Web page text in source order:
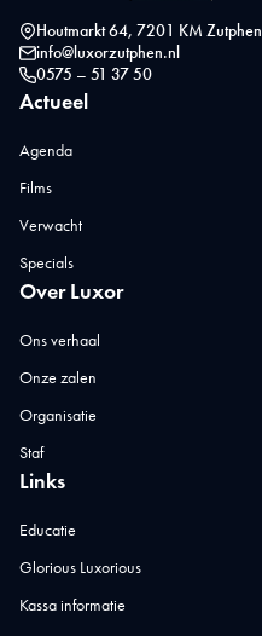
Houtmarkt 64, 7201 KM Zutphen
info@luxorzutphen.nl
0575 – 51 37 50
Actueel
Agenda
Films
Verwacht
Specials
Over Luxor
Ons verhaal
Onze zalen
Organisatie
Staf
Links
Educatie
Glorious Luxorious
Kassa informatie